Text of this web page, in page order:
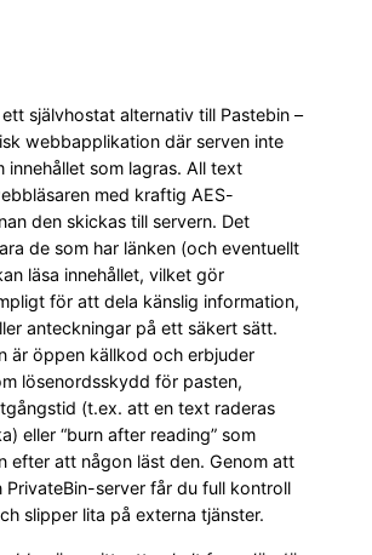
självhostat alternativ till Pastebin –
webbapplikation där serven inte
innehållet som lagras. All text
med kraftig AES-
den skickas till servern. Det
de som har länken (och eventuellt
läsa innehållet, vilket gör
för att dela känslig information,
anteckningar på ett säkert sätt.
är öppen källkod och erbjuder
lösenordsskydd för pasten,
(t.ex. att en text raderas
eller “burn after reading” som
efter att någon läst den. Genom att
PrivateBin-server får du full kontroll
slipper lita på externa tjänster.